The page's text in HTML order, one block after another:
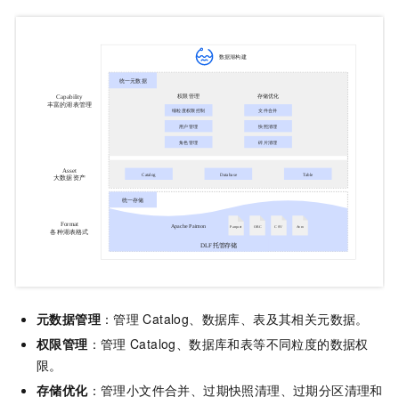
元数据管理 ：管理 Catalog、数据库、表及其相关元数据。
权限管理 ：管理 Catalog、数据库和表等不同粒度的数据权
限。
存储优化：管理小文件合并、过期快照清理、过期分区清理和